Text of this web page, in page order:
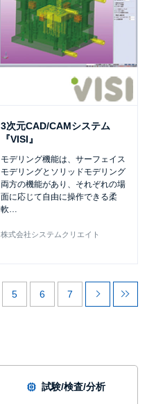
3次元CAD/CAMシステム
『VISI』
モデリング機能は、サーフェイス
モデリングとソリッドモデリング
両方の機能があり、それぞれの場
面に応じて自由に操作できる柔
軟…
株式会社システムクリエイト
5 6 7
試験/検査/分析